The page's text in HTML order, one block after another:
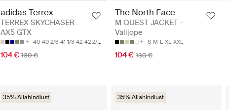
adidas Terrex
TERREX SKYCHASER
AX5 GTX
40 40 2/3 41 1/3 42 42 2/3
104 € 130 €
The North Face
M QUEST JACKET -
Välijope
S M L XL XXL
104 € 130 €
35% Allahindlust 35% Allahindlust